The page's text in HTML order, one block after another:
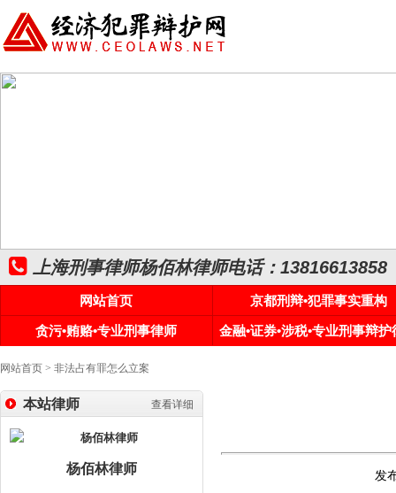
上海刑事律师杨佰林律师电话：13816613858
网站首页
京都刑辩•犯罪事实重构
贪污•贿赂•专业刑事律师
金融•证券•涉税•专业刑事辩护
网站首页 > 非法占有罪怎么立案
查看详细
本站律师
杨佰林律师 发